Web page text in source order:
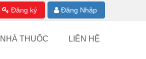
Đăng ký Đăng Nhập
NHÀ THUỐC LIÊN HỆ